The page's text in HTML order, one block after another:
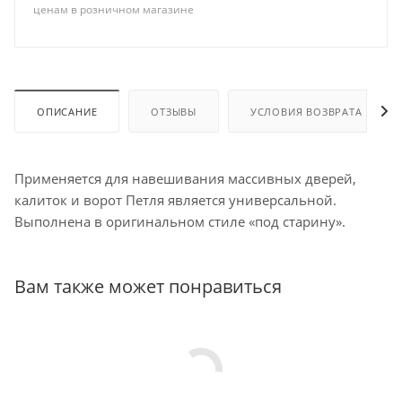
ценам в розничном магазине
ОПИСАНИЕ ОТЗЫВЫ УСЛОВИЯ ВОЗВРАТА
Применяется для навешивания массивных дверей,
калиток и ворот Петля является универсальной.
Выполнена в оригинальном стиле «под старину».
Вам также может понравиться